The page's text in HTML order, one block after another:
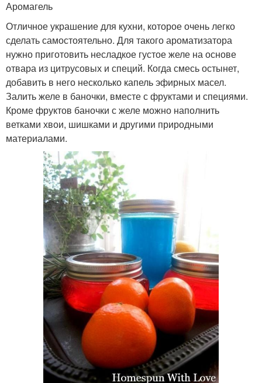
Аромагель
Отличное украшение для кухни, которое очень легко
сделать самостоятельно. Для такого ароматизатора
нужно приготовить несладкое густое желе на основе
отвара из цитрусовых и специй. Когда смесь остынет,
добавить в него несколько капель эфирных масел.
Залить желе в баночки, вместе с фруктами и специями.
Кроме фруктов баночки с желе можно наполнить
ветками хвои, шишками и другими природными
материалами.